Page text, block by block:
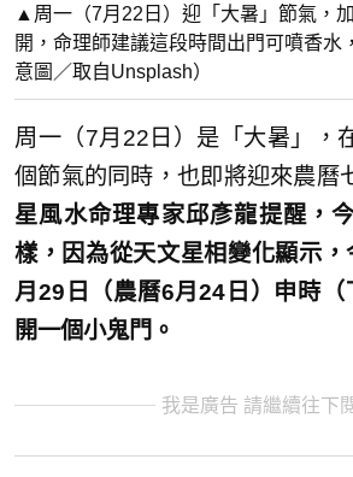
▲周一（7月22日）迎「大暑」節氣，
開，命理師建議這段時間出門可噴香水
意圖／取自Unsplash）
周一（7月22日）是「大暑」，
個節氣的同時，也即將迎來農曆
星風水命理專家邱彥龍提醒，
樣，因為從天文星相變化顯示
月29日（農曆6月24日）申時
開一個小鬼門。
我是廣告 請繼續往下